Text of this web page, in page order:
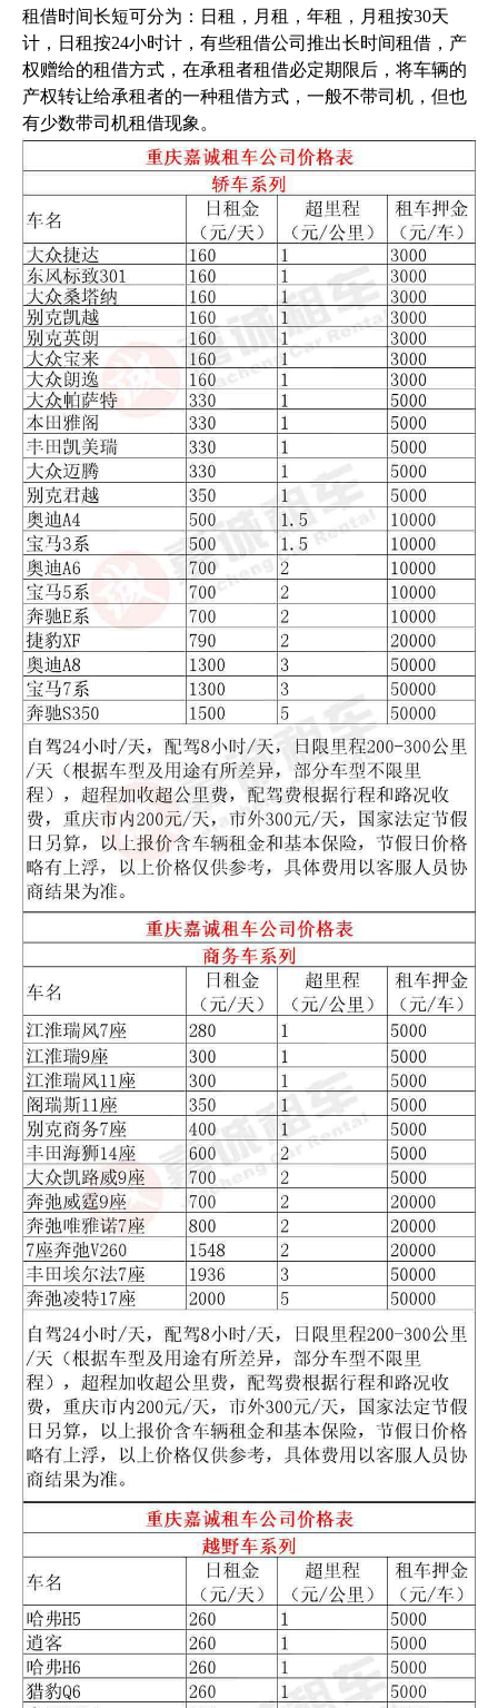
租借时间长短可分为：日租，月租，年租，月租按30天
计，日租按24小时计，有些租借公司推出长时间租借，产
权赠给的租借方式，在承租者租借必定期限后，将车辆的
产权转让给承租者的一种租借方式，一般不带司机，但也
有少数带司机租借现象。